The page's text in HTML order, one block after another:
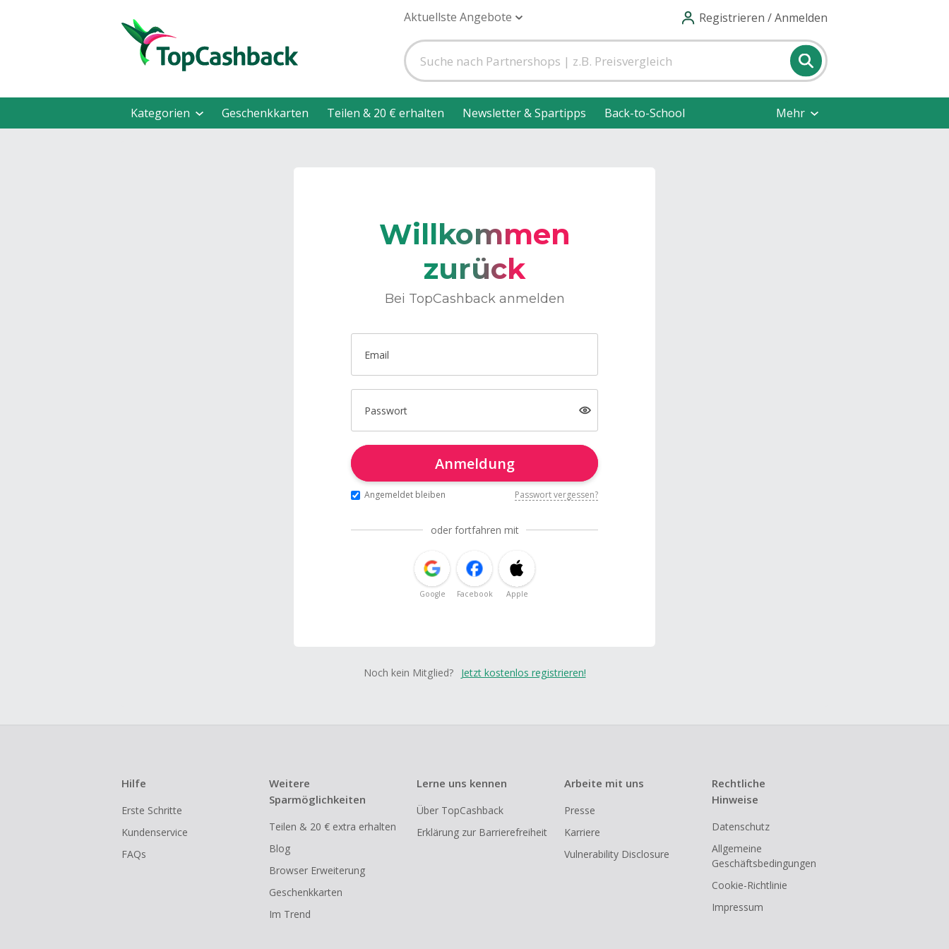
Aktuellste Angebote Registrieren / Anmelden
Kategorien Geschenkkarten Teilen & 20 € erhalten Newsletter & Spartipps Back-to-School Mehr
Willkommen
zurück
Bei TopCashback anmelden
Email
Passwort
Anmeldung
Angemeldet bleiben Passwort vergessen?
oder fortfahren mit
Google Facebook Apple
Noch kein Mitglied? Jetzt kostenlos registrieren!
Hilfe
Erste Schritte
Kundenservice
FAQs
Weitere
Sparmöglichkeiten
Teilen & 20 € extra erhalten
Blog
Browser Erweiterung
Geschenkkarten
Im Trend
Lerne uns kennen
Über TopCashback
Erklärung zur Barrierefreiheit
Arbeite mit uns
Presse
Karriere
Vulnerability Disclosure
Rechtliche
Hinweise
Datenschutz
Allgemeine
Geschäftsbedingungen
Cookie-Richtlinie
Impressum